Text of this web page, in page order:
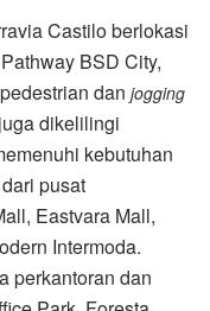
Castilo berlokasi
BSD City,
dan jogging
dikelilingi
kebutuhan
pusat
Eastvara Mall,
Intermoda.
perkantoran dan